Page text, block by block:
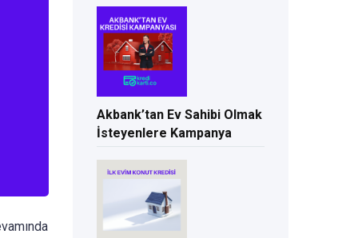
Akbank’tan Ev Sahibi Olmak
İsteyenlere Kampanya